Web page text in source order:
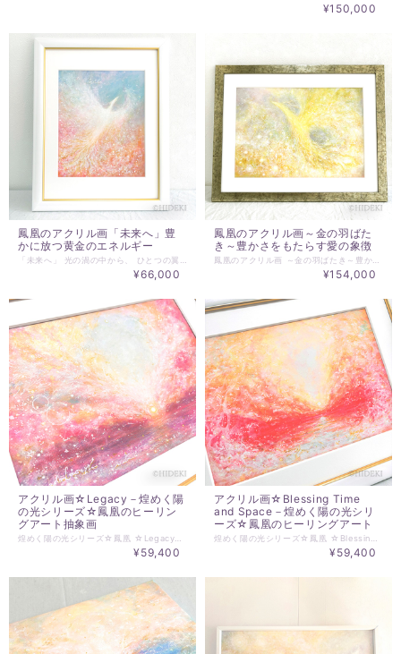
¥150,000
鳳凰のアクリル画「未来へ」豊
かに放つ黄金のエネルギー
¥66,000
鳳凰のアクリル画～金の羽ばた
き～豊かさをもたらす愛の象徴
¥154,000
アクリル画☆Legacy－煌めく陽
の光シリーズ☆鳳凰のヒーリン
グアート抽象画
¥59,400
アクリル画☆Blessing Time
and Space－煌めく陽の光シリ
ーズ☆鳳凰のヒーリングアート
¥59,400